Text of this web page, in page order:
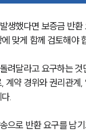
생했다면 보증금 반환
맞게 함께 검토해야
려달라고 요구하는
계약 경위와 권리관계
.
으로 반환 요구를 남